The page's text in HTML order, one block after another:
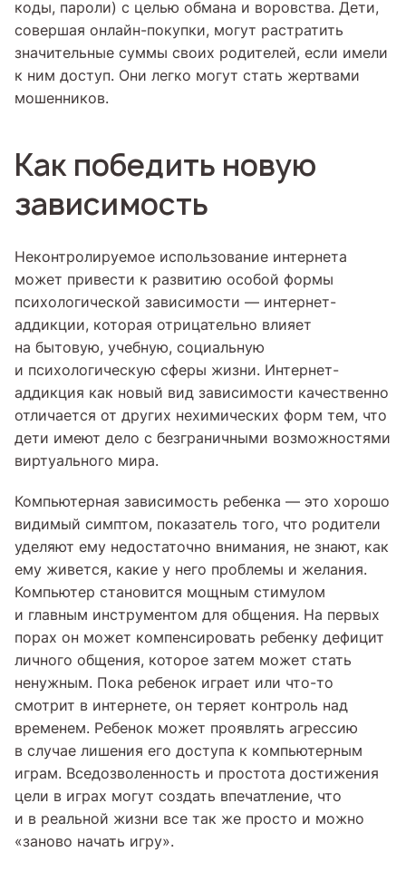
коды, пароли) с целью обмана и воровства. Дети,
совершая онлайн-покупки, могут растратить
значительные суммы своих родителей, если имели
к ним доступ. Они легко могут стать жертвами
мошенников.
Как победить новую
зависимость
Неконтролируемое использование интернета
может привести к развитию особой формы
психологической зависимости — интернет-
аддикции, которая отрицательно влияет
на бытовую, учебную, социальную
и психологическую сферы жизни. Интернет-
аддикция как новый вид зависимости качественно
отличается от других нехимических форм тем, что
дети имеют дело с безграничными возможностями
виртуального мира.
Компьютерная зависимость ребенка — это хорошо
видимый симптом, показатель того, что родители
уделяют ему недостаточно внимания, не знают, как
ему живется, какие у него проблемы и желания.
Компьютер становится мощным стимулом
и главным инструментом для общения. На первых
порах он может компенсировать ребенку дефицит
личного общения, которое затем может стать
ненужным. Пока ребенок играет или что-то
смотрит в интернете, он теряет контроль над
временем. Ребенок может проявлять агрессию
в случае лишения его доступа к компьютерным
играм. Вседозволенность и простота достижения
цели в играх могут создать впечатление, что
и в реальной жизни все так же просто и можно
«заново начать игру».